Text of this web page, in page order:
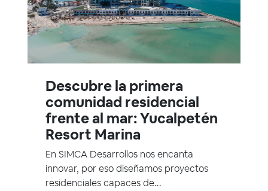
Descubre la primera
comunidad residencial
frente al mar: Yucalpetén
Resort Marina
En SIMCA Desarrollos nos encanta
innovar, por eso diseñamos proyectos
residenciales capaces de...